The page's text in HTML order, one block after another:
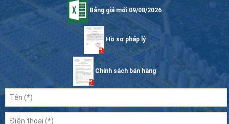
Bảng giá mới 09/08/2026
Hồ sơ pháp lý
Chính sách bán hàng